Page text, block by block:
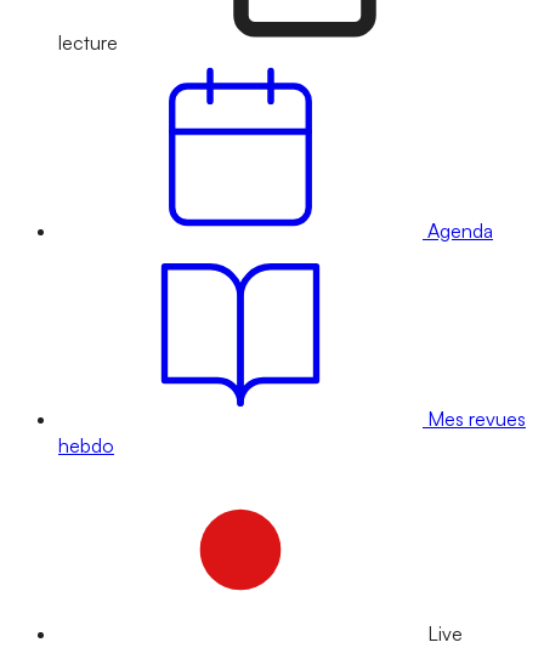
lecture
Agenda
Mes revues
hebdo
Live